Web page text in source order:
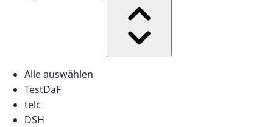
Alle auswählen
TestDaF
telc
DSH